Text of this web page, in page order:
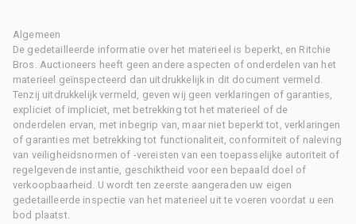
Algemeen
De gedetailleerde informatie over het materieel is beperkt, en Ritchie
Bros. Auctioneers heeft geen andere aspecten of onderdelen van het
materieel geïnspecteerd dan uitdrukkelijk in dit document vermeld.
Tenzij uitdrukkelijk vermeld, geven wij geen verklaringen of garanties,
expliciet of impliciet, met betrekking tot het materieel of de
onderdelen ervan, met inbegrip van, maar niet beperkt tot, verklaringen
of garanties met betrekking tot functionaliteit, conformiteit of naleving
van veiligheidsnormen of -vereisten van een toepasselijke autoriteit of
regelgevende instantie, geschiktheid voor een bepaald doel of
verkoopbaarheid. U wordt ten zeerste aangeraden uw eigen
gedetailleerde inspectie van het materieel uit te voeren voordat u een
bod plaatst.